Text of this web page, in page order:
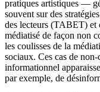
pratiques artistiques —
souvent sur des
des lecteurs (TABET) et
médiatisé de façon non
les coulisses de la
sociaux. Ces cas de
informationnel
par exemple, de